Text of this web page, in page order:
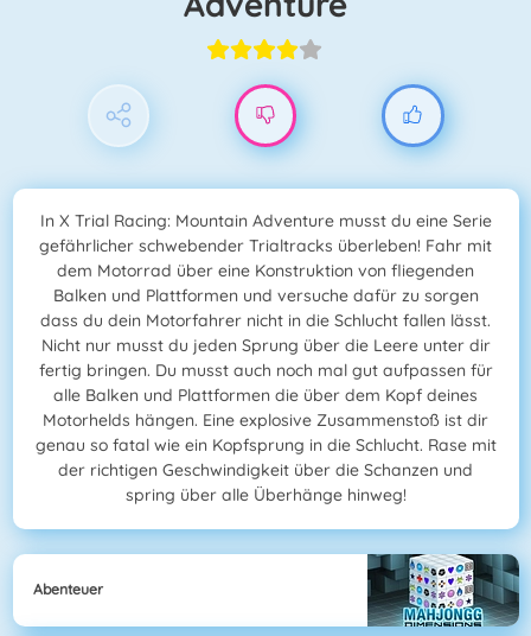
In X Trial Racing: Mountain Adventure musst du eine Serie
gefährlicher schwebender Trialtracks überleben! Fahr mit
dem Motorrad über eine Konstruktion von fliegenden
Balken und Plattformen und versuche dafür zu sorgen
dass du dein Motorfahrer nicht in die Schlucht fallen lässt.
Nicht nur musst du jeden Sprung über die Leere unter dir
fertig bringen. Du musst auch noch mal gut aufpassen für
alle Balken und Plattformen die über dem Kopf deines
Motorhelds hängen. Eine explosive Zusammenstoß ist dir
genau so fatal wie ein Kopfsprung in die Schlucht. Rase mit
der richtigen Geschwindigkeit über die Schanzen und
spring über alle Überhänge hinweg!
Abenteuer